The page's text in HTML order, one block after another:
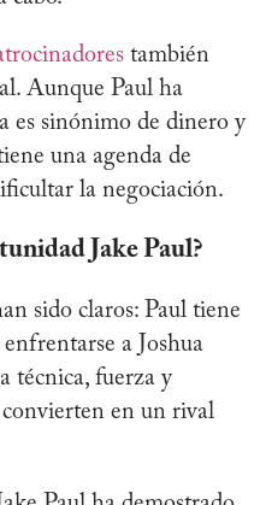
también
Aunque Paul ha
es sinónimo de dinero y
una agenda de
la negociación.
Jake Paul?
sido claros: Paul tiene
a Joshua
técnica, fuerza y
en un rival